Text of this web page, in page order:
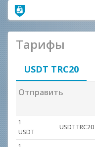
Тарифы
USDT TRC20
Отправить
1
USDT
USDTTRC20